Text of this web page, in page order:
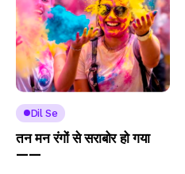
Dil Se
तन मन रंगों से सराबोर हो गया
——